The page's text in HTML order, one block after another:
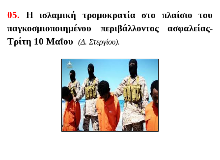
05. Η ισλαμική τρομοκρατία στο πλαίσιο του
παγκοσμιοποιημένου περιβάλλοντος ασφαλείας-
Τρίτη 10 Μαΐου (Δ. Στεργίου).